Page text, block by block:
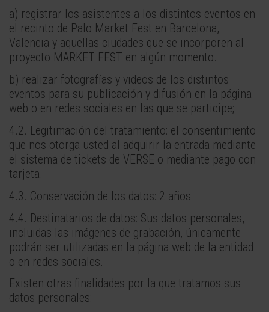
a) registrar los asistentes a los distintos eventos en
el recinto de Palo Market Fest en Barcelona,
Valencia y aquellas ciudades que se incorporen al
proyecto MARKET FEST en algún momento.
b) realizar fotografías y videos de los distintos
eventos para su publicación y difusión en la página
web o en redes sociales en las que se participe;
4.2. Legitimación del tratamiento: el consentimiento
que nos otorga usted al adquirir la entrada mediante
el sistema de tickets de VERSE o mediante pago con
tarjeta.
4.3. Conservación de los datos: 2 años
4.4. Destinatarios de datos: Sus datos personales,
incluidas las imágenes de grabación, únicamente
podrán ser utilizadas en la página web de la entidad
o en redes sociales.
Existen otras finalidades por la que tratamos sus
datos personales: